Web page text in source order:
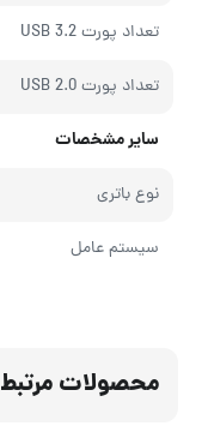
تعداد پورت USB 3.2
تعداد پورت USB 2.0
سایر مشخصات
نوع باتری
سیستم عامل
محصولات مرتبط